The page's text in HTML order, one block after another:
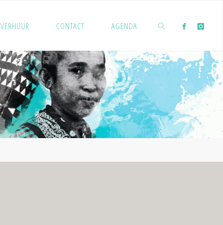
VERHUUR CONTACT AGENDA
ZOEKEN